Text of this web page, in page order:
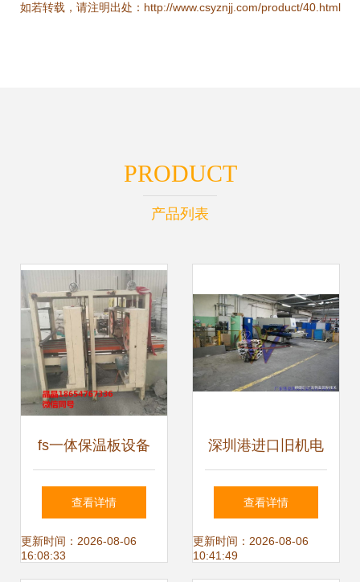
如若转载，请注明出处：http://www.csyznjj.com/product/40.html
PRODUCT
产品列表
fs一体保温板设备
fs外墙免拆模板鲁
辉机械产品推荐
查看详情
更新时间：2026-08-06
16:08:33
深圳港进口旧机电
设备（机电组件设
备）申报缴税手续
查看详情
更新时间：2026-08-06
10:41:49